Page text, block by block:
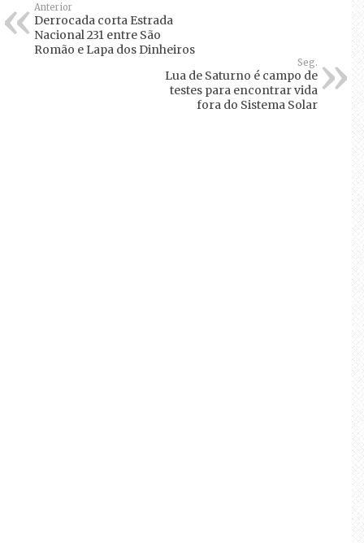
Anterior
Derrocada corta Estrada
Nacional 231 entre São
Romão e Lapa dos Dinheiros
Seg.
Lua de Saturno é campo de
testes para encontrar vida
fora do Sistema Solar